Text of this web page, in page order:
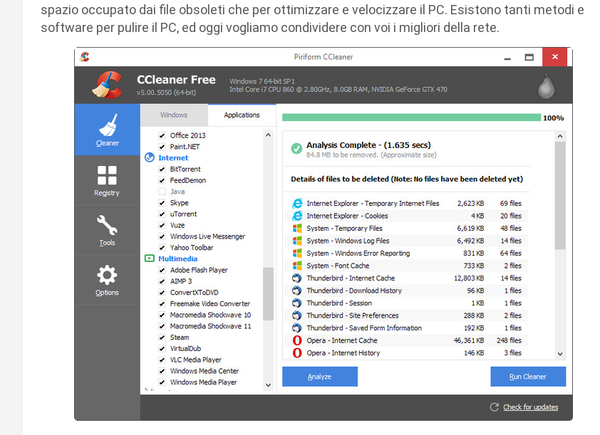
spazio occupato dai file obsoleti che per ottimizzare e velocizzare il PC. Esistono tanti metodi e
software per pulire il PC, ed oggi vogliamo condividere con voi i migliori della rete.